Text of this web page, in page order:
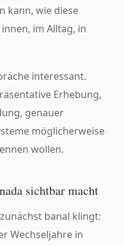
kann, wie diese
im Alltag, in
interessant.
Erhebung,
genauer
möglicherweise
wollen.
sichtbar macht
banal klingt:
Wechseljahre in